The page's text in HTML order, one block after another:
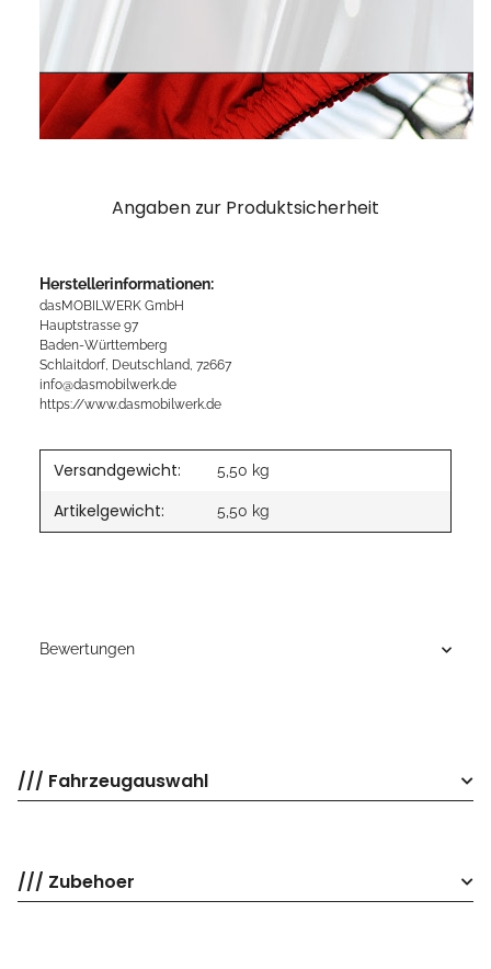
Angaben zur Produktsicherheit
Herstellerinformationen:
dasMOBILWERK GmbH
Hauptstrasse 97
Baden-Württemberg
Schlaitdorf, Deutschland, 72667
info@dasmobilwerk.de
https://www.dasmobilwerk.de
Versandgewicht: 5,50 kg
Artikelgewicht: 5,50 kg
Bewertungen
/// Fahrzeugauswahl
/// Zubehoer